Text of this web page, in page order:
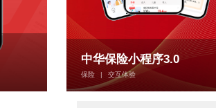
中华保险小程序3.0
保险 | 交互体验